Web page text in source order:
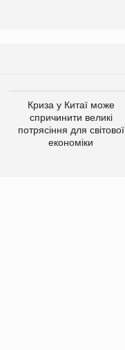
Криза у Китаї може
спричинити великі
потрясіння для світової
економіки